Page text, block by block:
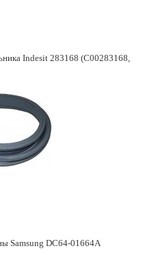
Indesit 283168 (C00283168,
Samsung DC64-01664A